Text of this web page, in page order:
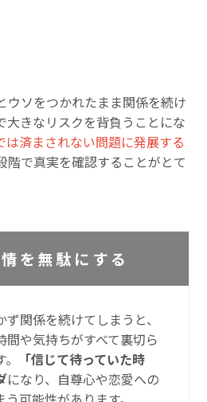
ウソをつかれたまま関係を続け
大きなリスクを背負うことにな
は済まされない問題に発展する
階で真実を確認することがとて
を無駄にする
関係を続けてしまうと、
間や気持ちがすべて裏切ら
「信じて待っていた時
になり、自尊心や恋愛への